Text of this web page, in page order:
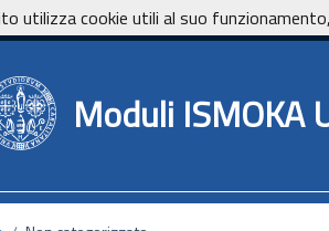
Moduli ISMOKA
utilizza cookie utili al suo